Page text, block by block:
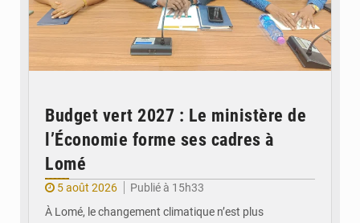
Budget vert 2027 : Le ministère de
l’Économie forme ses cadres à
Lomé
5 août 2026
Publié à 15h33
À Lomé, le changement climatique n’est plus